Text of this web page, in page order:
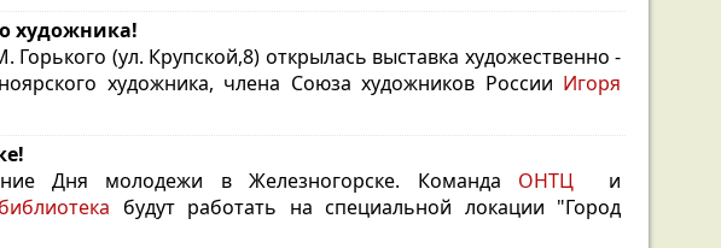
художника!
(ул. Крупской,8) открылась выставка художественно -
художника, члена Союза художников России Игоря
Дня молодежи в Железногорске. Команда ОНТЦ и
будут работать на специальной локации "Город